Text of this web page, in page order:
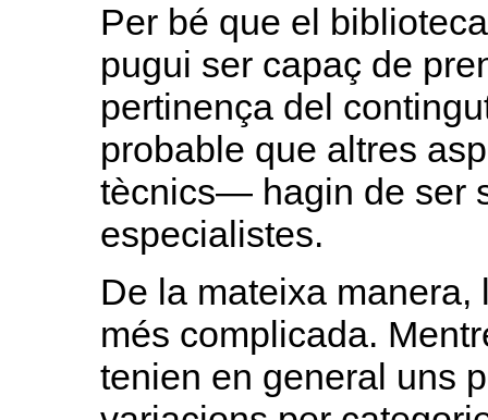
Per bé que el
pugui ser capaç de
pertinença del
probable que altres
tècnics— hagin de ser
especialistes.
De la mateixa
més complicada.
tenien en general uns